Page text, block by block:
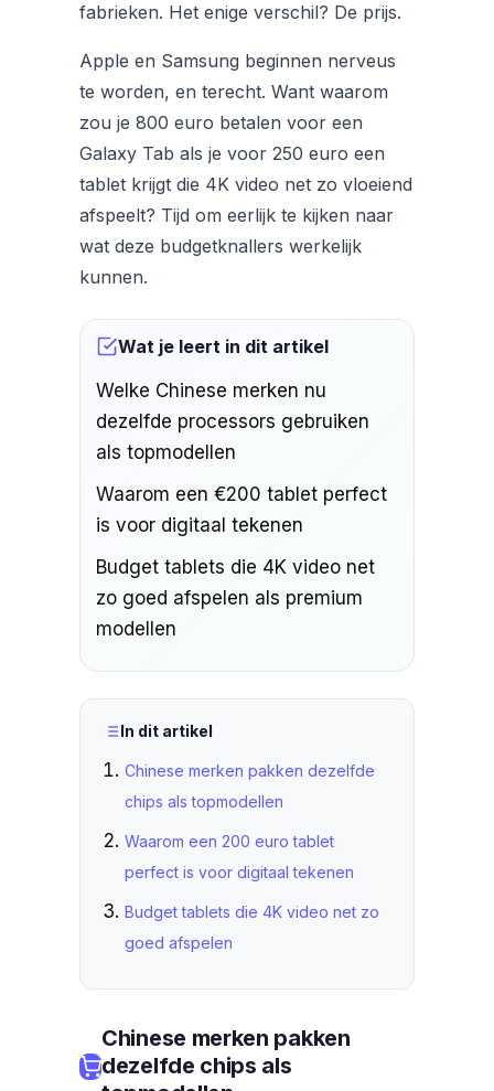
fabrieken. Het enige verschil? De prijs.
Apple en Samsung beginnen nerveus
te worden, en terecht. Want waarom
zou je 800 euro betalen voor een
Galaxy Tab als je voor 250 euro een
tablet krijgt die 4K video net zo vloeiend
afspeelt? Tijd om eerlijk te kijken naar
wat deze budgetknallers werkelijk
kunnen.
Wat je leert in dit artikel
Welke Chinese merken nu
dezelfde processors gebruiken
als topmodellen
Waarom een €200 tablet perfect
is voor digitaal tekenen
Budget tablets die 4K video net
zo goed afspelen als premium
modellen
In dit artikel
Chinese merken pakken dezelfde
chips als topmodellen
Waarom een 200 euro tablet
perfect is voor digitaal tekenen
Budget tablets die 4K video net zo
goed afspelen
Chinese merken pakken
dezelfde chips als